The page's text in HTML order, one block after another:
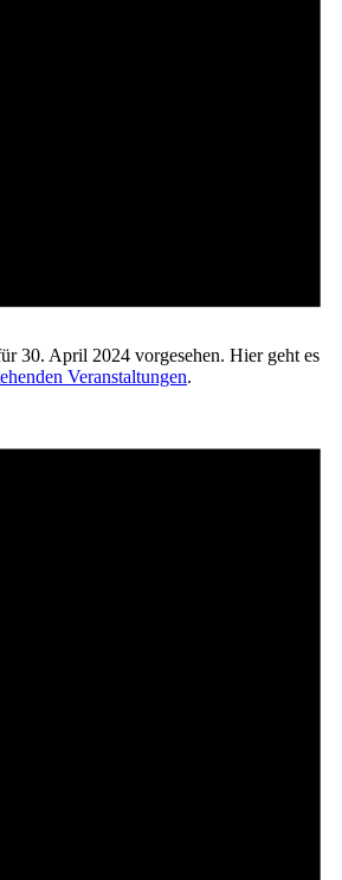
30. April 2024 vorgesehen. Hier geht es
Veranstaltungen.